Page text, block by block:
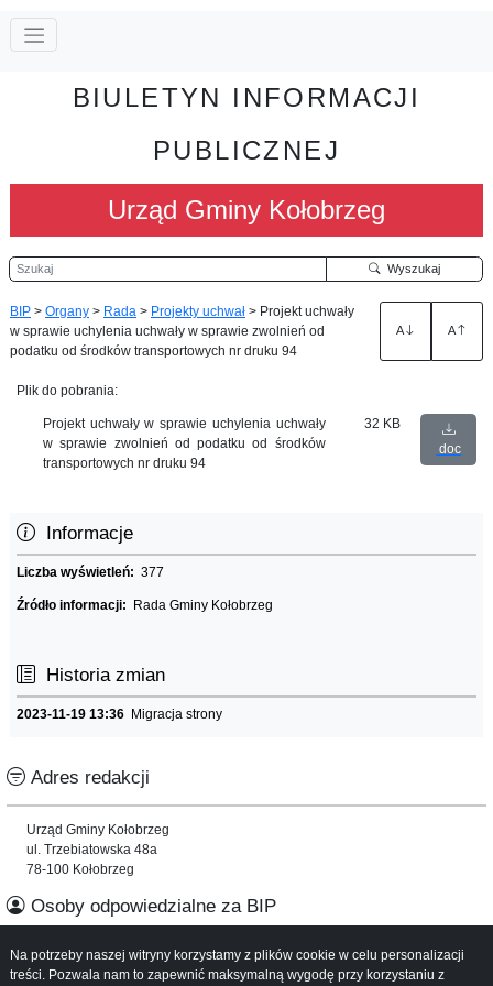
BIULETYN INFORMACJI
PUBLICZNEJ
Urząd Gminy Kołobrzeg
Szukaj Wyszukaj
BIP > Organy > Rada > Projekty uchwał > Projekt uchwały
w sprawie uchylenia uchwały w sprawie zwolnień od
podatku od środków transportowych nr druku 94
A A
Plik do pobrania:
Projekt uchwały w sprawie uchylenia uchwały
w sprawie zwolnień od podatku od środków
transportowych nr druku 94
32 KB
doc
Informacje
Liczba wyświetleń: 377
Źródło informacji: Rada Gminy Kołobrzeg
Historia zmian
2023-11-19 13:36 Migracja strony
Adres redakcji
Urząd Gminy Kołobrzeg
ul. Trzebiatowska 48a
78-100 Kołobrzeg
Osoby odpowiedzialne za BIP
Informacje o serwisie
Na potrzeby naszej witryny korzystamy z plików cookie w celu personalizacji
treści. Pozwala nam to zapewnić maksymalną wygodę przy korzystaniu z